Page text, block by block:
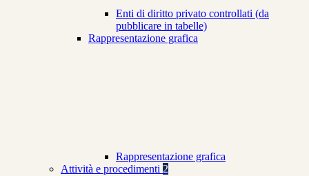
Enti di diritto privato controllati (da
pubblicare in tabelle)
Rappresentazione grafica
Rappresentazione grafica
Attività e procedimenti 2